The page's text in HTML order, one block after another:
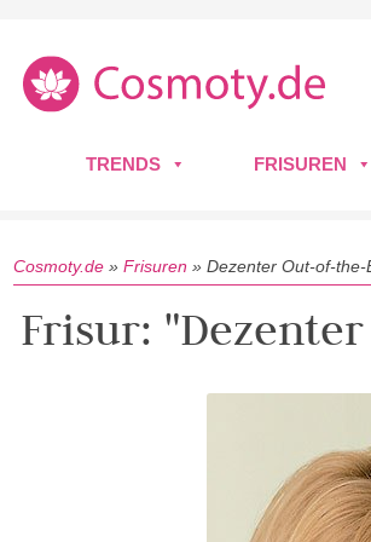
TRENDS FRISUREN
Cosmoty.de » Frisuren » Dezenter Out-of-the-
Frisur: